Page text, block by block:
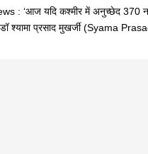
: ‘आज यदि कश्मीर में अनुच्छेद 370
श्यामा प्रसाद मुखर्जी (Syama